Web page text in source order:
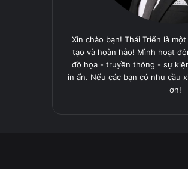
Xin chào bạn! Thái Triển là
tạo và hoàn hảo! Mình hoạt
đồ họa - truyền thông - sự
in ấn. Nếu các bạn có nhu cầu
ơn!